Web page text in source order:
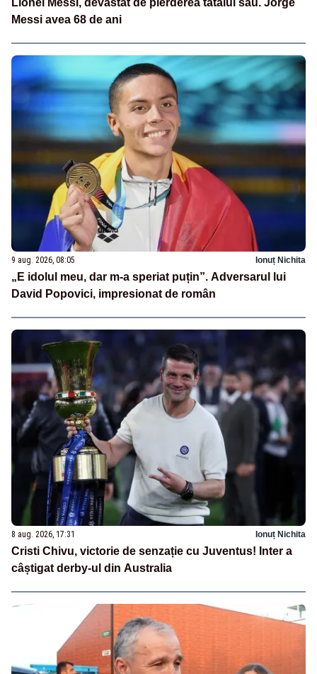
Lionel Messi, devastat de pierderea tatălui său. Jorge
Messi avea 68 de ani
9 aug. 2026, 08:05 Ionuț Nichita
„E idolul meu, dar m-a speriat puțin”. Adversarul lui
David Popovici, impresionat de român
8 aug. 2026, 17:31 Ionuț Nichita
Cristi Chivu, victorie de senzație cu Juventus! Inter a
câștigat derby-ul din Australia